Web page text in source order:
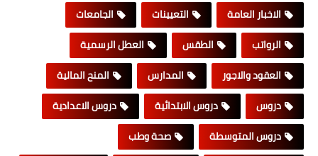
الاخبار العامة
التعيينات
الجامعات
الرواتب
الطقس
العطل الرسمية
العقود والاجور
المدارس
المنح المالية
دروس
دروس الابتدائية
دروس الاعدادية
دروس المتوسطة
صحة وطب